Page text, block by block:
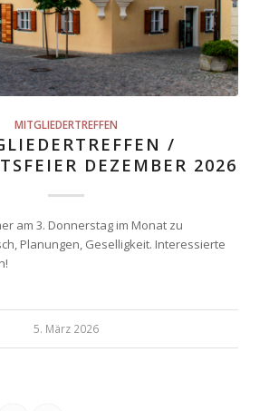
MITGLIEDERTREFFEN
/
DEZEMBER 2026
am 3. Donnerstag im Monat zu
Planungen, Geselligkeit. Interessierte
5. März 2026